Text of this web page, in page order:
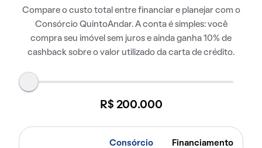
Compare o custo total entre financiar e planejar com o
Consórcio QuintoAndar. A conta é simples: você
compra seu imóvel sem juros e ainda ganha 10% de
cashback sobre o valor utilizado da carta de crédito.
R$ 200.000
Consórcio
Financiamento